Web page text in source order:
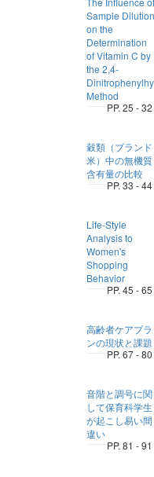
Sample Dilution
on the
Determination
of Vitamin C by
the 2,4-
Method
PP. 25 - 32
穀類（ブランド
米）中の無機質
含有量の比較
PP. 33 - 44
Life-Style
Analysis to
Women's
Shopping
Behavior
PP. 45 - 65
高齢者ケアプラ
ンの現状と課題
PP. 67 - 80
音階と調号に関
して保育科学生
が起こし易い間
違い
PP. 81 - 91